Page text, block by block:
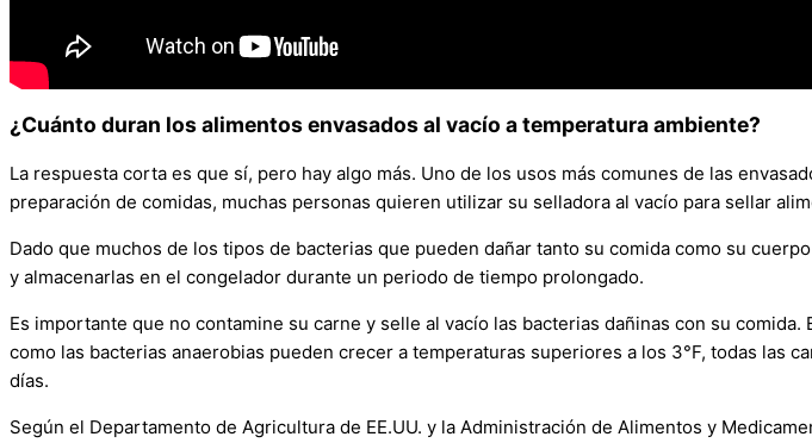
¿Cuánto duran los alimentos envasados al vacío a temperatura ambiente?
La respuesta corta es que sí, pero hay algo más. Uno de los usos más comunes de las
preparación de comidas, muchas personas quieren utilizar su selladora al vacío para sellar
Dado que muchos de los tipos de bacterias que pueden dañar tanto su comida como su
y almacenarlas en el congelador durante un periodo de tiempo prolongado.
Es importante que no contamine su carne y selle al vacío las bacterias dañinas con su
como las bacterias anaerobias pueden crecer a temperaturas superiores a los 3°F, todas las
días.
Según el Departamento de Agricultura de EE.UU. y la Administración de Alimentos y